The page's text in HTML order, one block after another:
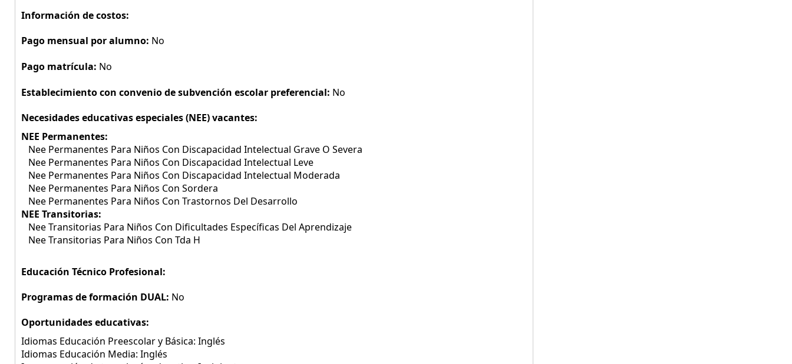
Información de costos:
Pago mensual por alumno: No
Pago matrícula: No
Establecimiento con convenio de subvención escolar preferencial: No
Necesidades educativas especiales (NEE) vacantes:
NEE Permanentes:
Nee Permanentes Para Niños Con Discapacidad Intelectual Grave O Severa
Nee Permanentes Para Niños Con Discapacidad Intelectual Leve
Nee Permanentes Para Niños Con Discapacidad Intelectual Moderada
Nee Permanentes Para Niños Con Sordera
Nee Permanentes Para Niños Con Trastornos Del Desarrollo
NEE Transitorias:
Nee Transitorias Para Niños Con Dificultades Específicas Del Aprendizaje
Nee Transitorias Para Niños Con Tda H
Educación Técnico Profesional:
Programas de formación DUAL: No
Oportunidades educativas:
Idiomas Educación Preescolar y Básica: Inglés
Idiomas Educación Media: Inglés